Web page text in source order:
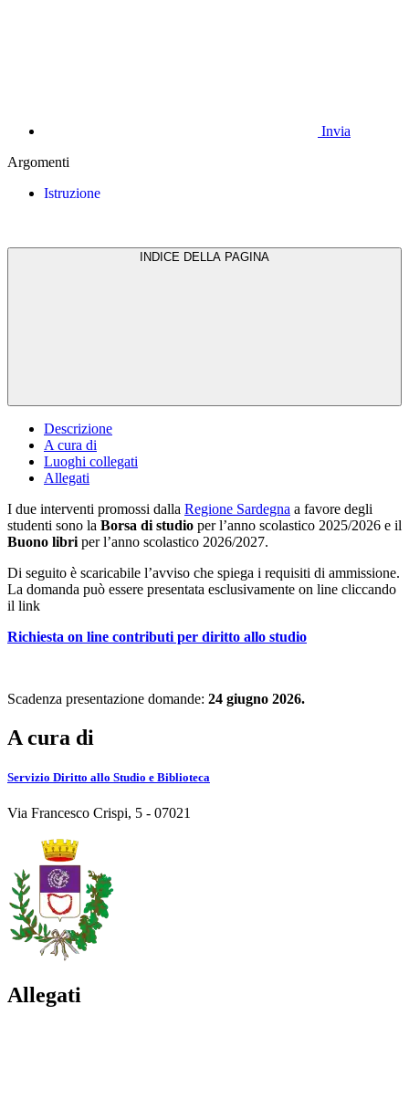
Invia
Argomenti
Istruzione
Descrizione
A cura di
Luoghi collegati
Allegati
I due interventi promossi dalla Regione Sardegna a favore degli
studenti sono la Borsa di studio per l’anno scolastico 2025/2026 e il
Buono libri per l’anno scolastico 2026/2027.
Di seguito è scaricabile l’avviso che spiega i requisiti di ammissione.
La domanda può essere presentata esclusivamente on line cliccando
il link
Richiesta on line contributi per diritto allo studio
Scadenza presentazione domande: 24 giugno 2026.
A cura di
Servizio Diritto allo Studio e Biblioteca
Via Francesco Crispi, 5 - 07021
Allegati